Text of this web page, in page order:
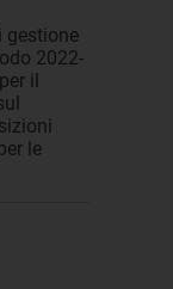
gestione
2022-
il
le